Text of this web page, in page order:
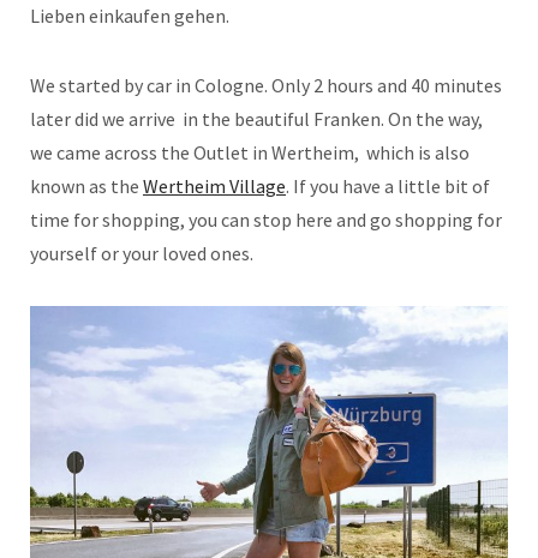
Lieben einkaufen gehen.
We started by car in Cologne. Only 2 hours and 40 minutes
later did we arrive in the beautiful Franken. On the way,
we came across the Outlet in Wertheim, which is also
known as the Wertheim Village. If you have a little bit of
time for shopping, you can stop here and go shopping for
yourself or your loved ones.